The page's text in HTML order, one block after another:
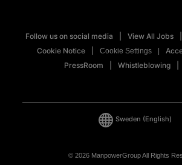
Follow us on social media View All Jobs
Cookie Notice
Cookie Settings
PressRoom
Whistleblowing
© 2026 ManpowerGroup All Rights
Sweden (English)